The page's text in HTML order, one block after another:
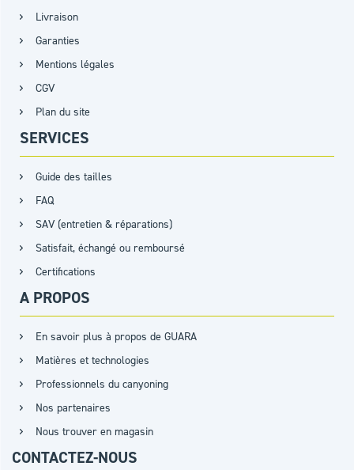
Livraison
Garanties
Mentions légales
CGV
Plan du site
SERVICES
Guide des tailles
FAQ
SAV (entretien & réparations)
Satisfait, échangé ou remboursé
Certifications
A PROPOS
En savoir plus à propos de GUARA
Matières et technologies
Professionnels du canyoning
Nos partenaires
Nous trouver en magasin
CONTACTEZ-NOUS